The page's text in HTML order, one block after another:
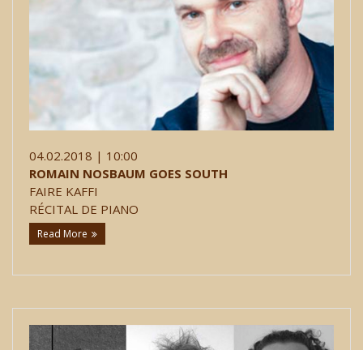
04.02.2018 | 10:00
ROMAIN NOSBAUM GOES SOUTH
FAIRE KAFFI
RÉCITAL DE PIANO
Read More